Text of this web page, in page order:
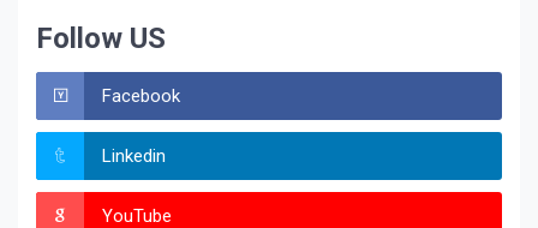
Follow US
Facebook
Linkedin
YouTube